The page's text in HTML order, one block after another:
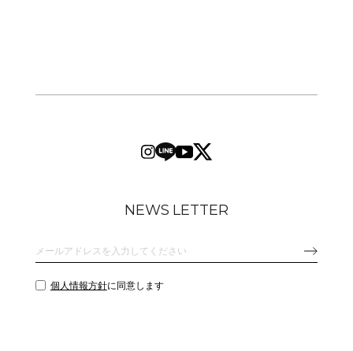
NEWS LETTER
個人情報方針に同意します